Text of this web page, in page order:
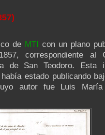
de MTI con un plano
correspondiente al
de San Teodoro. Esta
estado publicando
autor fue Luis María